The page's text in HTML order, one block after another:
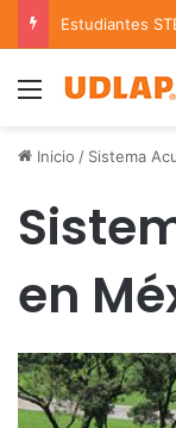
Menu
Inicio / Sistema
en